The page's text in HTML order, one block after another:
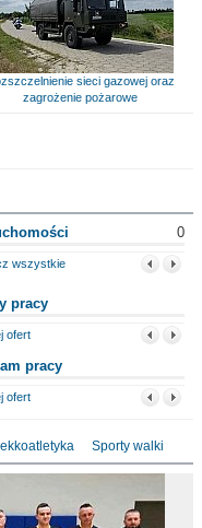
sieci gazowej oraz
zagrożenie pożarowe
0
wszystkie
pracy
ofert
pracy
ofert
Sporty walki